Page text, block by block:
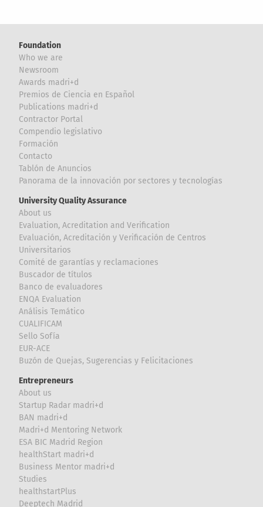
Foundation
Who we are
Newsroom
Awards madri+d
Premios de Ciencia en Español
Publications madri+d
Contractor Portal
Compendio legislativo
Formación
Contacto
Tablón de Anuncios
Panorama de la innovación por sectores y tecnologías
University Quality Assurance
About us
Evaluation, Acreditation and Verification
Evaluación, Acreditación y Verificación de Centros
Universitarios
Comité de garantías y reclamaciones
Buscador de títulos
Banco de evaluadores
ENQA Evaluation
Análisis Temático
CUALIFICAM
Sello Sofía
EUR-ACE
Buzón de Quejas, Sugerencias y Felicitaciones
Entrepreneurs
About us
Startup Radar madri+d
BAN madri+d
Madri+d Mentoring Network
ESA BIC Madrid Region
healthStart madri+d
Business Mentor madri+d
Studies
healthstartPlus
Deeptech Madrid